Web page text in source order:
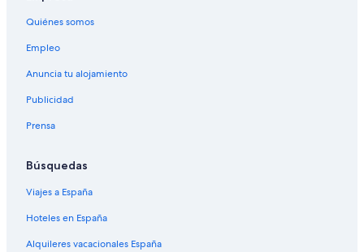
Quiénes somos
Empleo
Anuncia tu alojamiento
Publicidad
Prensa
Búsquedas
Viajes a España
Hoteles en España
Alquileres vacacionales España